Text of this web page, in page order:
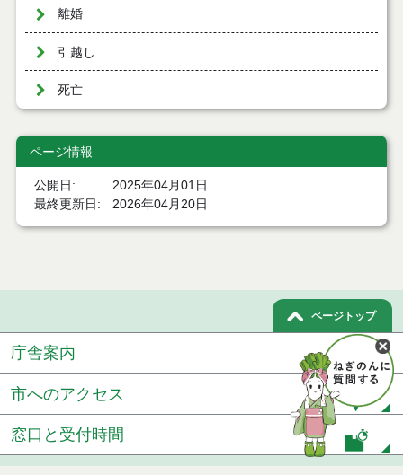
離婚
引越し
死亡
ページ情報
公開日
2025年04月01日
最終更新日
2026年04月20日
ページトップ
庁舎案内
市へのアクセス
窓口と受付時間